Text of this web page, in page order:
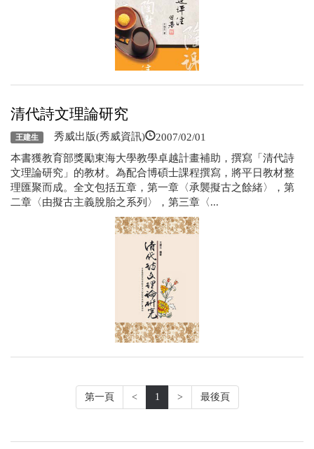
清代詩文理論研究
王建生 秀威出版(秀威資訊) 2007/02/01
本書獲教育部獎勵東海大學教學卓越計畫補助，撰寫「清代詩
文理論研究」的教材。為配合博碩士課程撰寫，將平日教材整
理匯聚而成。全文包括五章，第一章〈承襲擬古之餘緒〉，第
二章〈由擬古主義脫胎之系列〉，第三章〈...
第一頁 < 1 > 最後頁